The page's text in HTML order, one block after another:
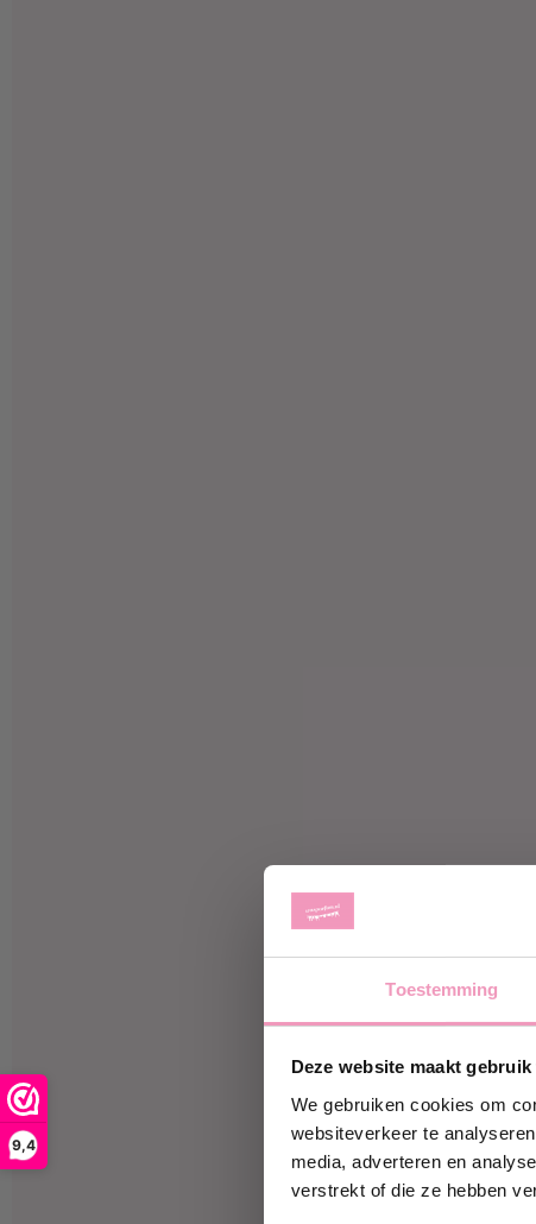
Toestemming
Deze website maakt
We gebruiken cookies om
websiteverkeer te
media, adverteren en
verstrekt of die ze hebben
9,4
Schrijf je
kortingop
jouw@e-